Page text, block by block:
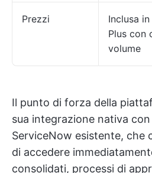
Prezzi
Inclusa
Plus con
volume
Il punto di forza della
sua integrazione nativa
ServiceNow esistente, che
di accedere
consolidati, processi di